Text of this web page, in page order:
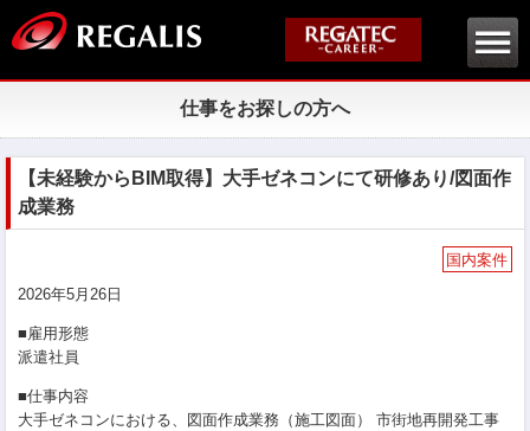
仕事をお探しの方へ
【未経験からBIM取得】大手ゼネコンにて研修あり/図面作
成業務
国内案件
2026年5月26日
■雇用形態
派遣社員
■仕事内容
大手ゼネコンにおける、図面作成業務（施工図面） 市街地再開発工事